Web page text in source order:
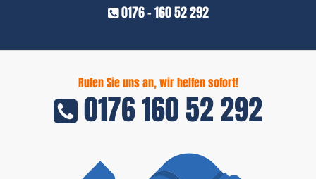
0176 - 160 52 292
Rufen Sie uns an, wir helfen sofort!
0176 160 52 292